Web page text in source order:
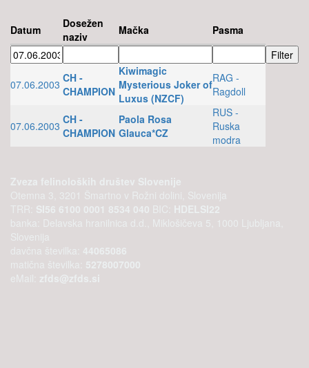
Datum
Dosežen
naziv
Mačka Pasma
07.06.2003 CH -
CHAMPION
Kiwimagic
Mysterious Joker of
Luxus (NZCF)
RAG -
Ragdoll
07.06.2003 CH -
CHAMPION
Paola Rosa
Glauca*CZ
RUS -
Ruska
modra